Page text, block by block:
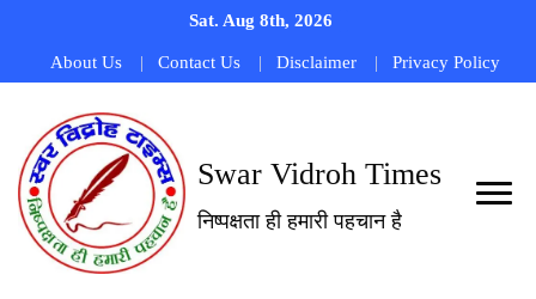
Sat. Aug 8th, 2026
About Us Contact Us Disclaimer Privacy Policy
Swar Vidroh Times
निष्पक्षता ही हमारी पहचान है